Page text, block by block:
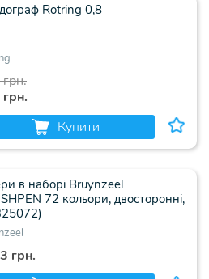
Rotring 0,8
Купити
в наборі Bruynzeel
72 кольори, двосторонні,
грн.